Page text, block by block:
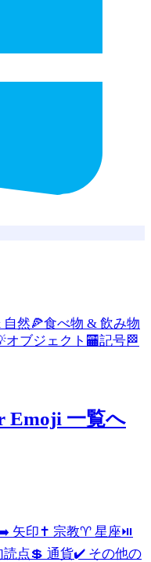
自然🍕食べ物 & 飲み物
オブジェクト 🏧記号🏁
Emoji 一覧へ
矢印✝️ 宗教♈ 星座⏯️
読点💲 通貨✔️ その他の